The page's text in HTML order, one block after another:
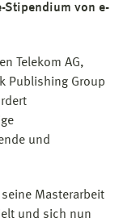
Stipendium von e-
Telekom AG,
Publishing Group
und
Masterarbeit
und sich nun